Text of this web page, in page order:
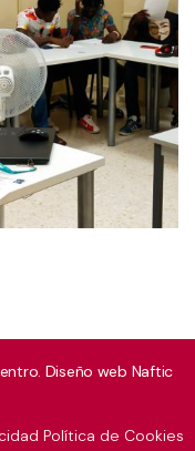
Diseño web Naftic
Política de Cookies